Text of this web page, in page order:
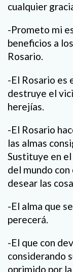
cualquier
-Prometo mi
beneficios a
Rosario.
-El Rosario es
destruye el
herejías.
-El Rosario
las almas
Sustituye en
del mundo
desear las
-El alma que
perecerá.
-El que con
considerando
oprimido por